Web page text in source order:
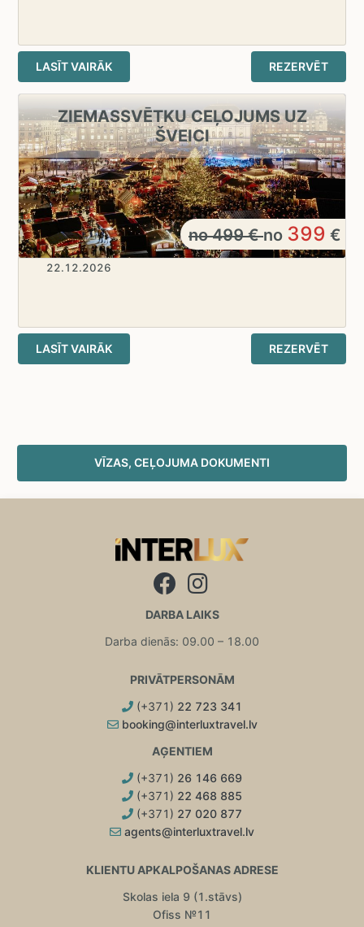
LASĪT VAIRĀK REZERVĒT
ZIEMASSVĒTKU CEĻOJUMS UZ
ŠVEICI
no499€no 399 €
22.12.2026
LASĪT VAIRĀK REZERVĒT
VĪZAS, CEĻOJUMA DOKUMENTI
DARBA LAIKS
Darba dienās: 09.00 – 18.00
PRIVĀTPERSONĀM
(+371) 22 723 341
booking@interluxtravel.lv
AĢENTIEM
(+371) 26 146 669
(+371) 22 468 885
(+371) 27 020 877
agents@interluxtravel.lv
KLIENTU APKALPOŠANAS ADRESE
Skolas iela 9 (1.stāvs)
Ofiss №11